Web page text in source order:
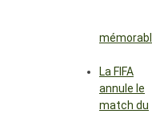
La FIFA
annule le
match du